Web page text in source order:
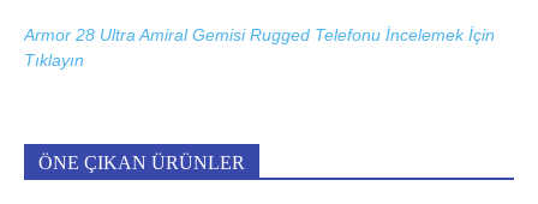
Armor 28 Ultra Amiral Gemisi Rugged Telefonu İncelemek İçin
Tıklayın
ÖNE ÇIKAN ÜRÜNLER